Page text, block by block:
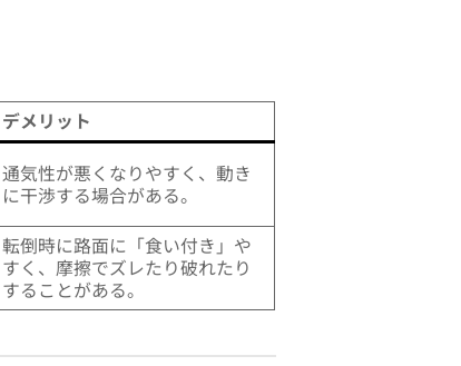
デメリット
通気性が悪くなりやすく、動き
に干渉する場合がある。
転倒時に路面に「食い付き」や
すく、摩擦でズレたり破れたり
することがある。